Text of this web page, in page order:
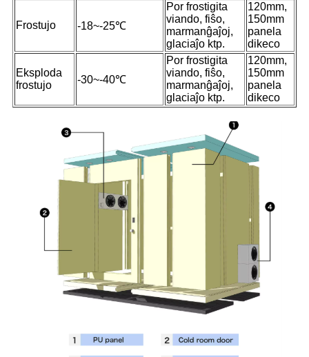
Frostujo -18~-25℃
Por frostigita
viando, fiŝo,
marmanĝaĵoj,
glaciaĵo ktp.
120mm,
150mm
panela
dikeco
Eksploda
frostujo
-30~-40℃
Por frostigita
viando, fiŝo,
marmanĝaĵoj,
glaciaĵo ktp.
120mm,
150mm
panela
dikeco